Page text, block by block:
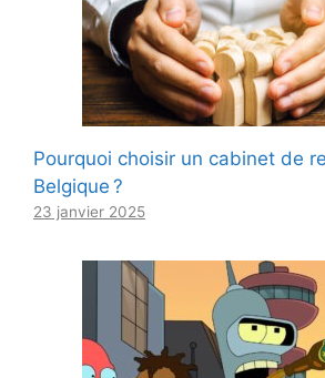
Pourquoi choisir un cabinet de
Belgique ?
23 janvier 2025